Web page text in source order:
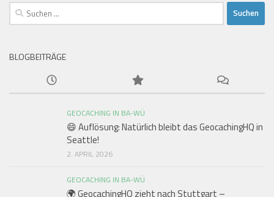
Suchen
nach:
BLOGBEITRÄGE
GEOCACHING IN BA-WÜ
😄 Auflösung: Natürlich bleibt das GeocachingHQ in
Seattle!
2. APRIL 2026
GEOCACHING IN BA-WÜ
🌍 GeocachingHQ zieht nach Stuttgart –